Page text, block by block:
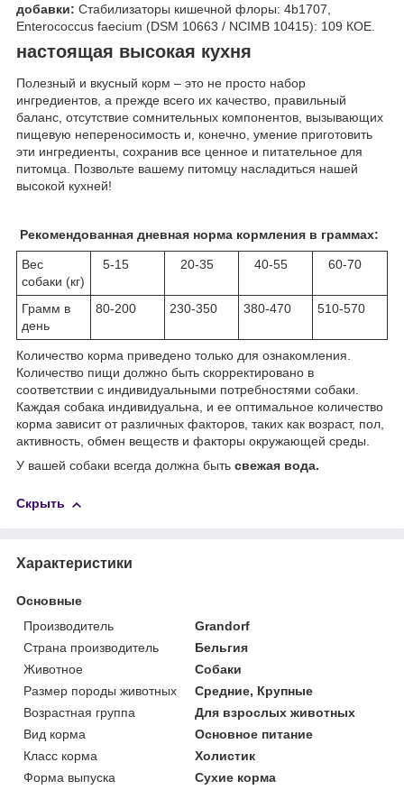
добавки: Стабилизаторы кишечной флоры: 4b1707,
Enterococcus faecium (DSM 10663 / NCIMB 10415): 109 КОЕ.
настоящая высокая кухня
Полезный и вкусный корм – это не просто набор
ингредиентов, а прежде всего их качество, правильный
баланс, отсутствие сомнительных компонентов, вызывающих
пищевую непереносимость и, конечно, умение приготовить
эти ингредиенты, сохранив все ценное и питательное для
питомца. Позвольте вашему питомцу насладиться нашей
высокой кухней!
Рекомендованная дневная норма кормления в граммах:
Вес
собаки (кг)
5-15 20-35 40-55 60-70
Грамм в
день
80-200 230-350 380-470 510-570
Количество корма приведено только для ознакомления.
Количество пищи должно быть скорректировано в
соответствии с индивидуальными потребностями собаки.
Каждая собака индивидуальна, и ее оптимальное количество
корма зависит от различных факторов, таких как возраст, пол,
активность, обмен веществ и факторы окружающей среды.
У вашей собаки всегда должна быть свежая вода.
Скрыть
Характеристики
Основные
Производитель
Grandorf
Страна производитель
Бельгия
Животное
Собаки
Размер породы животных
Средние, Крупные
Возрастная группа
Для взрослых животных
Вид корма
Основное питание
Класс корма
Холистик
Форма выпуска
Сухие корма